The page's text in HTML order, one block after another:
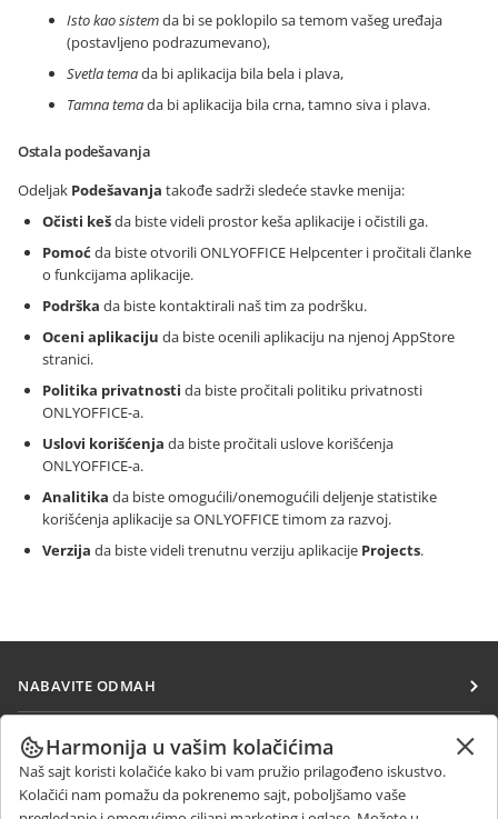
Isto kao sistemda bi se poklopilo sa temom vašeg uređaja
(postavljeno podrazumevano),
Svetla temada bi aplikacija bila bela i plava,
Tamna temada bi aplikacija bila crna, tamno siva i plava.
Ostala podešavanja
Odeljak Podešavanja takođe sadrži sledeće stavke menija:
Očisti kešda biste videli prostor keša aplikacije i očistili ga.
Pomoć da biste otvorili ONLYOFFICE Helpcenter i pročitali članke
o funkcijama aplikacije.
Podrška da biste kontaktirali naš tim za podršku.
Oceni aplikaciju da biste ocenili aplikaciju na njenoj AppStore
stranici.
Politika privatnosti da biste pročitali politiku privatnosti
ONLYOFFICE-a.
Uslovi korišćenja da biste pročitali uslove korišćenja
ONLYOFFICE-a.
Analitika da biste omogućili/onemogućili deljenje statistike
korišćenja aplikacije sa ONLYOFFICE timom za razvoj.
Verzija da biste videli trenutnu verziju aplikacije Projects.
NABAVITE ODMAH
Docs
DocSpace
Workspace
SARAĐUJTE
Za doprinosioce
Za prevodioce
PRIMAJTE VESTI
Harmonija u vašim kolačićima
Naš sajt koristi kolačiće kako bi vam pružio prilagođeno iskustvo.
Kolačići nam pomažu da pokrenemo sajt, poboljšamo vaše